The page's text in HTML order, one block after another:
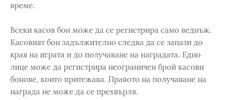
време.
Всеки касов бон може да се регистрира само веднъж.
Касовият бон задължително следва да се запази до
края на играта и до получаване на наградата. Едно
лице може да регистрира неограничен брой касови
бонове, които притежава. Правото на получаване на
награда не може да се прехвърля.